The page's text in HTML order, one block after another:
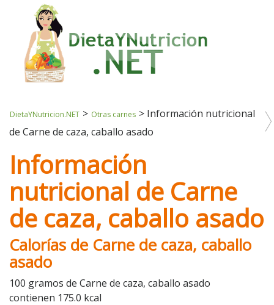
DietaYNutricion.NET > Otras carnes > Información nutricional
de Carne de caza, caballo asado
Información
nutricional de Carne
de caza, caballo asado
Calorías de Carne de caza, caballo
asado
100 gramos de Carne de caza, caballo asado
contienen 175.0 kcal